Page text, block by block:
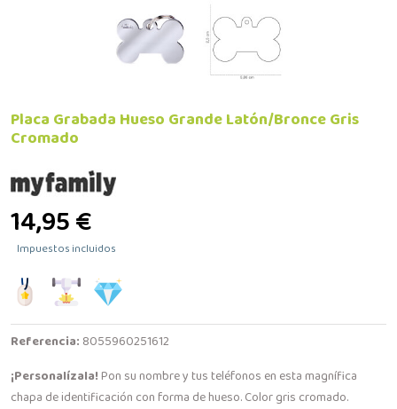
Placa Grabada Hueso Grande Latón/Bronce Gris
Cromado
14,95 €
Impuestos incluidos
Referencia: 8055960251612
¡Personalízala!Pon su nombre y tus teléfonos en esta magnífica
chapa de identificación con forma de hueso. Color gris cromado.